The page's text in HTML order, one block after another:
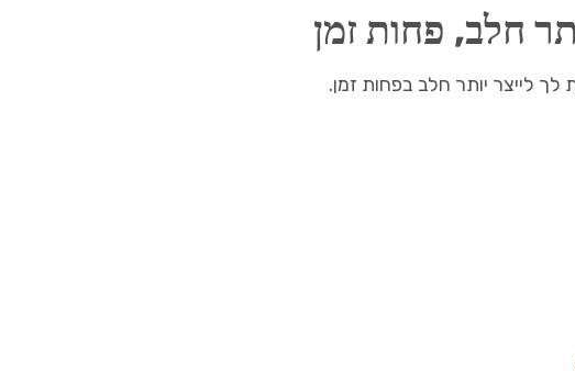
חלב, פחות זמן
לייצר יותר חלב בפחות זמן.